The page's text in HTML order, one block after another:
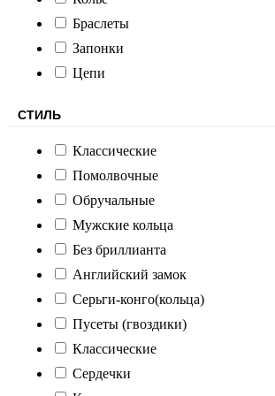
Браслеты
Запонки
Цепи
СТИЛЬ
Классические
Помолвочные
Обручальные
Мужские кольца
Без бриллианта
Английский замок
Серьги-конго(кольца)
Пусеты (гвоздики)
Классические
Сердечки